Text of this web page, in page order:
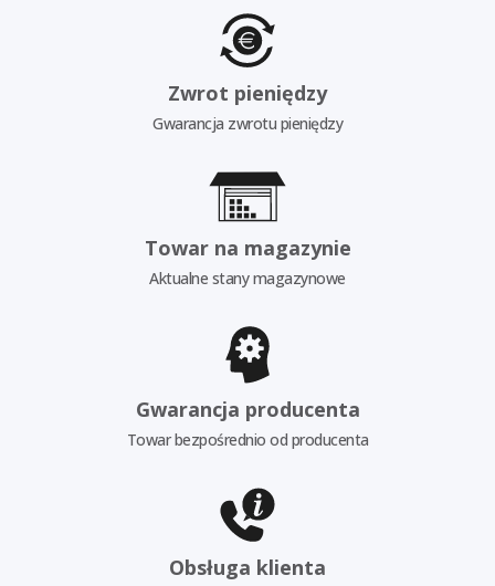
Zwrot pieniędzy
Gwarancja zwrotu pieniędzy
Towar na magazynie
Aktualne stany magazynowe
Gwarancja producenta
Towar bezpośrednio od producenta
Obsługa klienta